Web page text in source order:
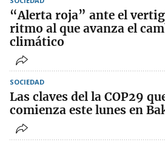
“Alerta roja” ante el
ritmo al que avanza el
climático
SOCIEDAD
Las claves del la COP29
comienza este lunes en